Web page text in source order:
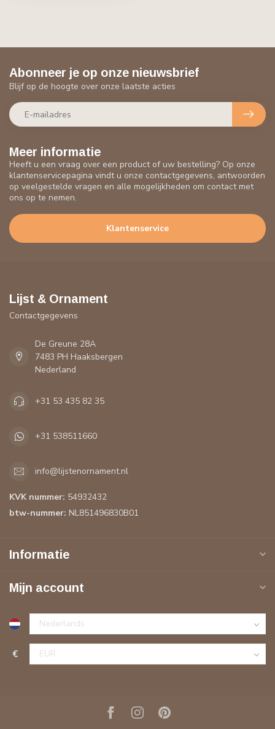
Meer informatie
Heeft u een vraag over een product of uw bestelling? Op onze
klantenservicepagina vindt u onze contactgegevens, antwoorden
op veelgestelde vragen en alle mogelijkheden om contact met
ons op te nemen.
Klantenservice
Abonneer je op onze nieuwsbrief
Blijf op de hoogte over onze laatste acties
Lijst & Ornament
Contactgegevens
De Greune 28A
7483 PH Haaksbergen
Nederland
+31 53 435 82 35
+31 538511660
info@lijstenornament.nl
KVK nummer: 54932432
btw-nummer: NL851496830B01
Informatie
Mijn account
€